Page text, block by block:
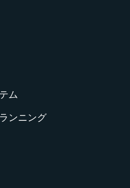
ム
ンニング